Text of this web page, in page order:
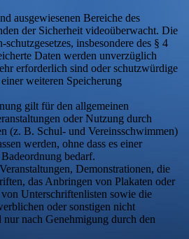
ausgewiesenen Bereiche des
der Sicherheit videoüberwacht. Die
insbesondere des § 4
Daten werden unverzüglich
erforderlich sind oder schutzwürdige
weiteren Speicherung
gilt für den allgemeinen
oder Nutzung durch
(z. B. Schul- und Vereinsschwimmen)
werden, ohne dass es einer
bedarf.
Demonstrationen, die
das Anbringen von Plakaten oder
Unterschriftenlisten sowie die
oder sonstigen nicht
nach Genehmigung durch den